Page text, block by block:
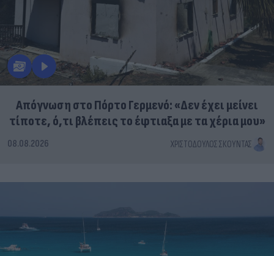
Απόγνωση στο Πόρτο Γερμενό: «Δεν έχει μείνει
τίποτε, ό,τι βλέπεις το έφτιαξα με τα χέρια μου»
08.08.2026 ΧΡΙΣΤΌΔΟΥΛΟΣ ΣΚΟΎΝΤΑΣ